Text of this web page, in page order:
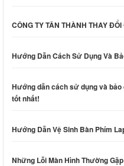
CÔNG TY TÂN THÀNH THAY
Hướng Dẫn Cách Sử Dụng Và
Hướng dẫn cách sử dụng và
tốt nhất!
Hướng Dẫn Vệ Sinh Bàn Phím
Những Lỗi Màn Hình Thường